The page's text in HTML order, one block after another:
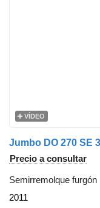
VÍDEO
Jumbo DO 270 SE
Precio a consultar
Semirremolque furgón
2011